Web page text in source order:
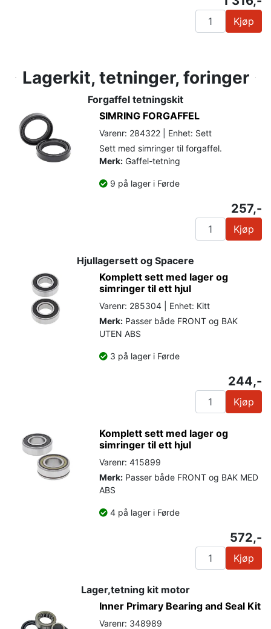
Kjøp
Lagerkit, tetninger, foringer
Forgaffel tetningskit
SIMRING FORGAFFEL
Varenr: 284322 | Enhet: Sett
Sett med simringer til forgaffel.
Merk: Gaffel-tetning
9 på lager i Førde
257,-
Kjøp
Hjullagersett og Spacere
Komplett sett med lager og
simringer til ett hjul
Varenr: 285304 | Enhet: Kitt
Merk: Passer både FRONT og BAK
UTEN ABS
3 på lager i Førde
244,-
Kjøp
Komplett sett med lager og
simringer til ett hjul
Varenr: 415899
Merk: Passer både FRONT og BAK MED
ABS
4 på lager i Førde
572,-
Kjøp
Lager,tetning kit motor
Inner Primary Bearing and Seal Kit
Varenr: 348989